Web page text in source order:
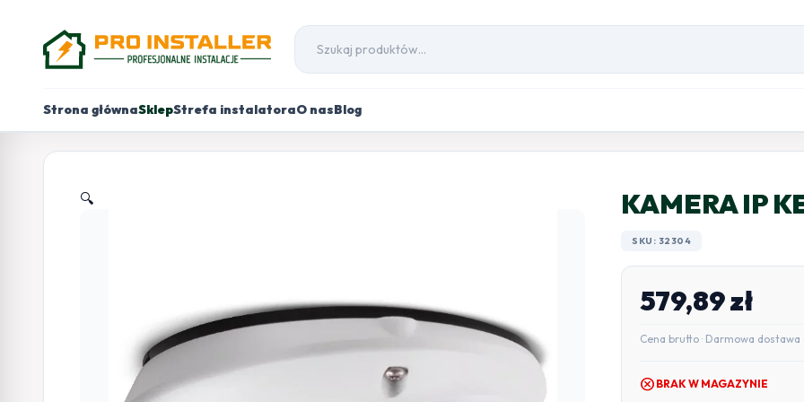
Strona głównaSklepStrefa instalatoraO nasBlog
🔍 KAMERA IP
SKU: 32304
579,89zł
Cena brutto · Darmowa dostawa
cancel BRAK W MAGAZYNIE